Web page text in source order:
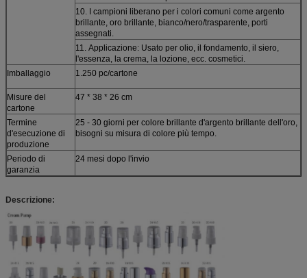
10. I campioni liberano per i colori comuni come argento
brillante, oro brillante, bianco/nero/trasparente, porti
assegnati.
11. Applicazione: Usato per olio, il fondamento, il siero,
l'essenza, la crema, la lozione, ecc. cosmetici.
Imballaggio
1.250 pc/cartone
Misure del
cartone
47 * 38 * 26 cm
Termine
d'esecuzione di
produzione
25 - 30 giorni per colore brillante d'argento brillante dell'oro,
bisogni su misura di colore più tempo.
Periodo di
garanzia
24 mesi dopo l'invio
Descrizione: